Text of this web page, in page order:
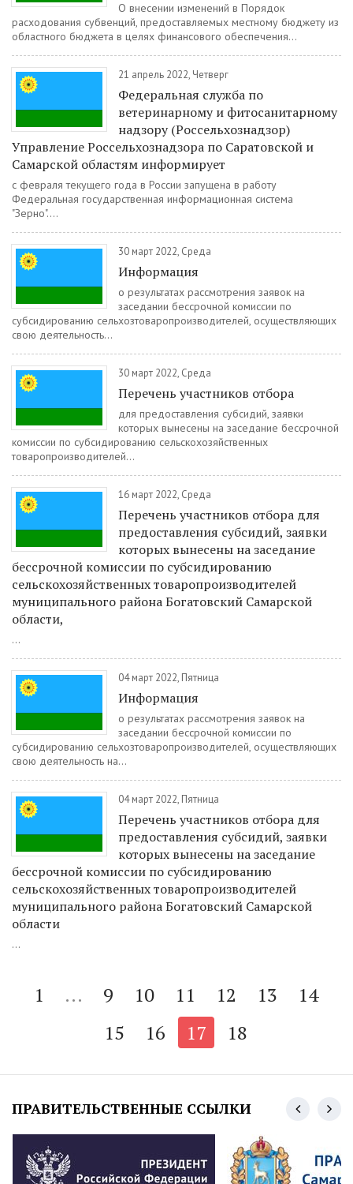
О внесении изменений в Порядок
расходования субвенций, предоставляемых местному бюджету из
областного бюджета в целях финансового обеспечения...
21 апрель 2022, Четверг
Федеральная служба по
ветеринарному и фитосанитарному
надзору (Россельхознадзор)
Управление Россельхознадзора по Саратовской и
Самарской областям информирует
с февраля текущего года в России запущена в работу
Федеральная государственная информационная система
"Зерно"....
30 март 2022, Среда
Информация
о результатах рассмотрения заявок на
заседании бессрочной комиссии по
субсидированию сельхозтоваропроизводителей, осуществляющих
свою деятельность...
30 март 2022, Среда
Перечень участников отбора
для предоставления субсидий, заявки
которых вынесены на заседание бессрочной
комиссии по субсидированию сельскохозяйственных
товаропроизводителей...
16 март 2022, Среда
Перечень участников отбора для
предоставления субсидий, заявки
которых вынесены на заседание
бессрочной комиссии по субсидированию
сельскохозяйственных товаропроизводителей
муниципального района Богатовский Самарской
области,
...
04 март 2022, Пятница
Информация
о результатах рассмотрения заявок на
заседании бессрочной комиссии по
субсидированию сельхозтоваропроизводителей, осуществляющих
свою деятельность на...
04 март 2022, Пятница
Перечень участников отбора для
предоставления субсидий, заявки
которых вынесены на заседание
бессрочной комиссии по субсидированию
сельскохозяйственных товаропроизводителей
муниципального района Богатовский Самарской
области
...
1 ... 9 10 11 12 13
14
15
16 17 18
ПРАВИТЕЛЬСТВЕННЫЕ ССЫЛКИ